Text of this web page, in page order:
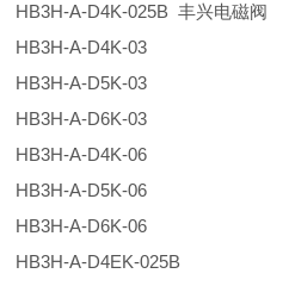
HB3H-A-D4K-025B 丰兴电磁阀
HB3H-A-D4K-03
HB3H-A-D5K-03
HB3H-A-D6K-03
HB3H-A-D4K-06
HB3H-A-D5K-06
HB3H-A-D6K-06
HB3H-A-D4EK-025B